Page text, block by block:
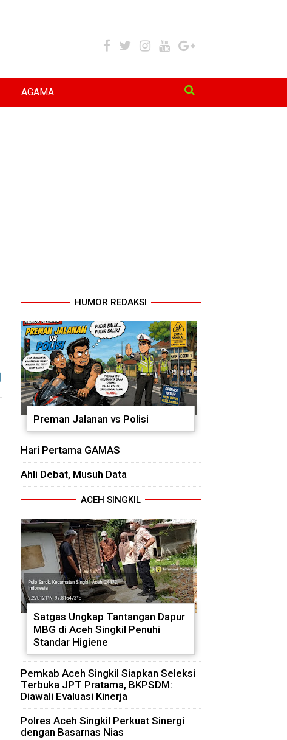
AGAMA
HUMOR REDAKSI
Preman Jalanan vs Polisi
Hari Pertama GAMAS
Ahli Debat, Musuh Data
ACEH SINGKIL
Satgas Ungkap Tantangan Dapur
MBG di Aceh Singkil Penuhi
Standar Higiene
Pemkab Aceh Singkil Siapkan Seleksi
Terbuka JPT Pratama, BKPSDM:
Diawali Evaluasi Kinerja
Polres Aceh Singkil Perkuat Sinergi
dengan Basarnas Nias